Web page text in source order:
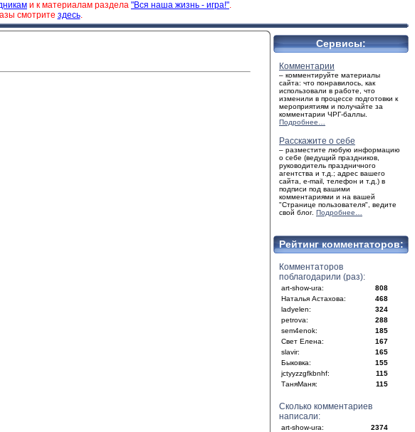
и к материалам раздела "Вся наша жизнь - игра!".
смотрите здесь.
Сервисы:
Комментарии
– комментируйте материалы
сайта: что понравилось, как
использовали в работе, что
изменили в процессе подготовки к
мероприятиям и получайте за
комментарии ЧРГ-баллы.
Подробнее…
Расскажите о себе
– разместите любую информацию
о себе (ведущий праздников,
руководитель праздничного
агентства и т.д.; адрес вашего
сайта, e-mail, телефон и т.д.) в
подписи под вашими
комментариями и на вашей
"Странице пользователя", ведите
свой блог. Подробнее…
Рейтинг комментаторов:
Комментаторов
поблагодарили (раз):
art-show-ura:
808
Наталья Астахова:
468
ladyelen:
324
petrova:
288
sem4enok:
185
Свет Елена:
167
slavir:
165
Быковка:
155
jctyyzzgfkbnhf:
115
ТаняМаня:
115
Сколько комментариев
написали:
art-show-ura:
2374